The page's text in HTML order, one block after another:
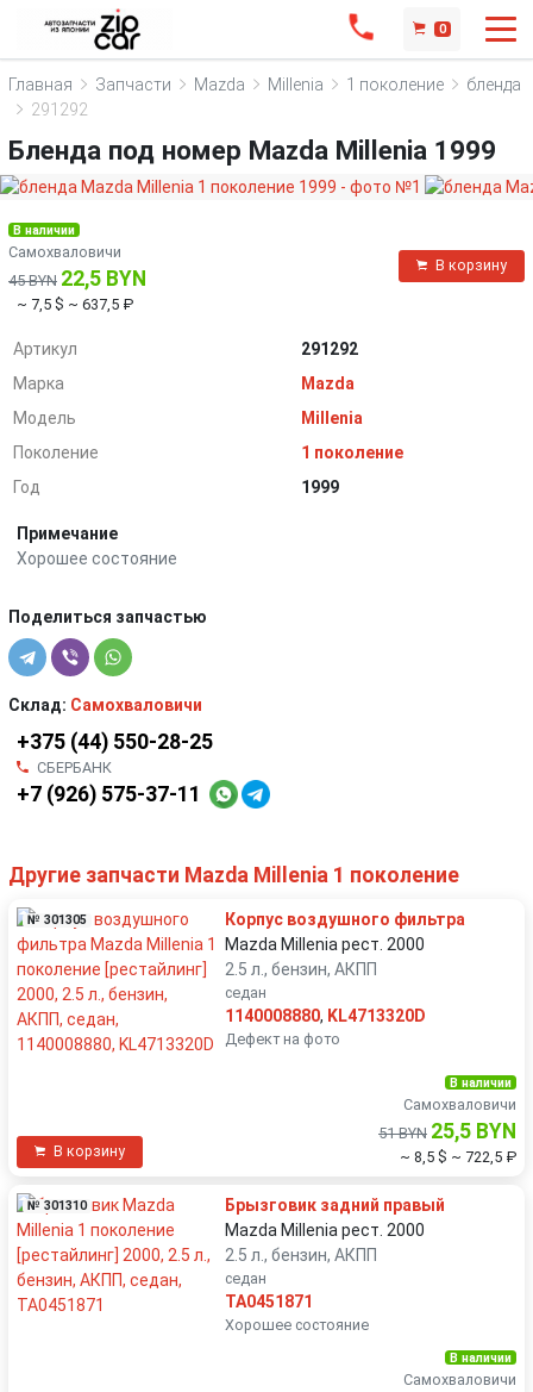
0
Главная Запчасти Mazda Millenia 1 поколение
бленда
291292
Бленда под номер Mazda Millenia 1999
В наличии
Самохваловичи
45 BYN 22,5 BYN
~ 7,5 $ ~ 637,5 ₽
В корзину
Артикул
291292
Марка
Mazda
Модель
Millenia
Поколение
1 поколение
Год
1999
Примечание
Хорошее состояние
Поделиться запчастью
Склад: Самохваловичи
+375 (44) 550-28-25
СБЕРБАНК
+7 (926) 575-37-11
Другие запчасти Mazda Millenia 1 поколение
№ 301305
Корпус воздушногo фильтра
Mazda Millenia рест. 2000
2.5 л., бензин, АКПП
седан
1140008880, KL4713320D
Дефект на фото
В корзину
В наличии
Самохваловичи
51 BYN 25,5 BYN
~ 8,5 $ ~ 722,5 ₽
№ 301310
Брызговик задний правый
Mazda Millenia рест. 2000
2.5 л., бензин, АКПП
седан
TA0451871
Хорошее состояние
В наличии
Самохваловичи